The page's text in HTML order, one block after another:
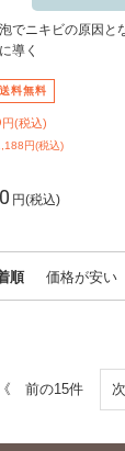
でニキビの原因と
導く
送料無料
円(税込)
円(税込)
円(税込)
順 価格が安い
《 前の15件